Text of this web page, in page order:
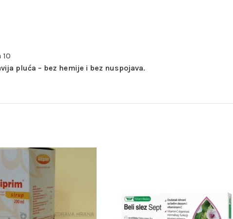
10
pluća – bez hemije i bez nuspojava.